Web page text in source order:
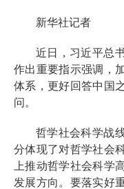
新华社记者
近日，习近平总
作出重要指示强调，
体系，更好回答中国
问。
哲学社会科学战
分体现了对哲学社会
上推动哲学社会科学
发展方向。要落实好